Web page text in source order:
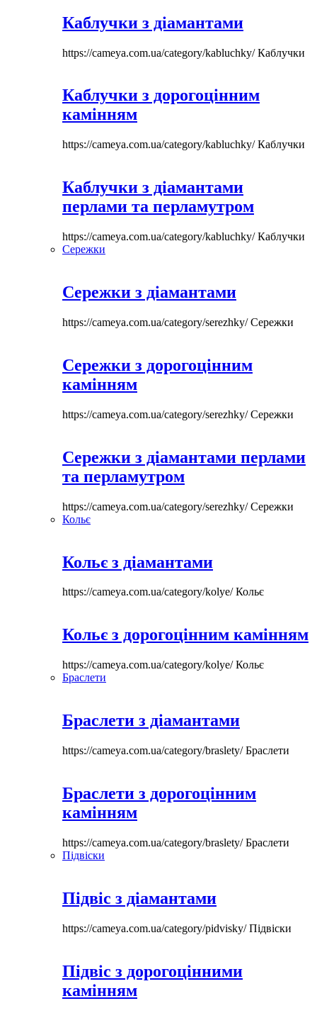
Каблучки з діамантами
https://cameya.com.ua/category/kabluchky/Каблучки
Каблучки з дорогоцінним
камінням
https://cameya.com.ua/category/kabluchky/Каблучки
Каблучки з діамантами
перлами та перламутром
https://cameya.com.ua/category/kabluchky/Каблучки
Сережки
Сережки з діамантами
https://cameya.com.ua/category/serezhky/Сережки
Сережки з дорогоцінним
камінням
https://cameya.com.ua/category/serezhky/Сережки
Сережки з діамантами перлами
та перламутром
https://cameya.com.ua/category/serezhky/Сережки
Кольє
Кольє з діамантами
https://cameya.com.ua/category/kolye/Кольє
Кольє з дорогоцінним камінням
https://cameya.com.ua/category/kolye/Кольє
Браслети
Браслети з діамантами
https://cameya.com.ua/category/braslety/Браслети
Браслети з дорогоцінним
камінням
https://cameya.com.ua/category/braslety/Браслети
Підвіски
Підвіс з діамантами
https://cameya.com.ua/category/pidvisky/Підвіски
Підвіс з дорогоцінними
камінням